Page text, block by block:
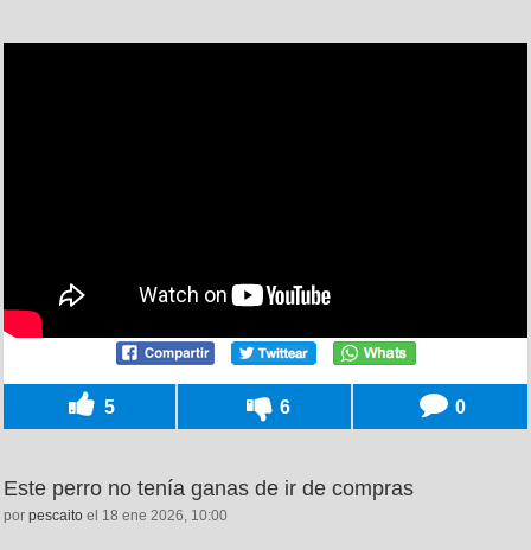
5 6 0
Este perro no tenía ganas de ir de compras
por pescaito el 18 ene 2026, 10:00